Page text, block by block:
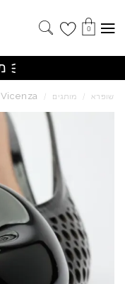
0
שופרא / מותגים /
Vicenza